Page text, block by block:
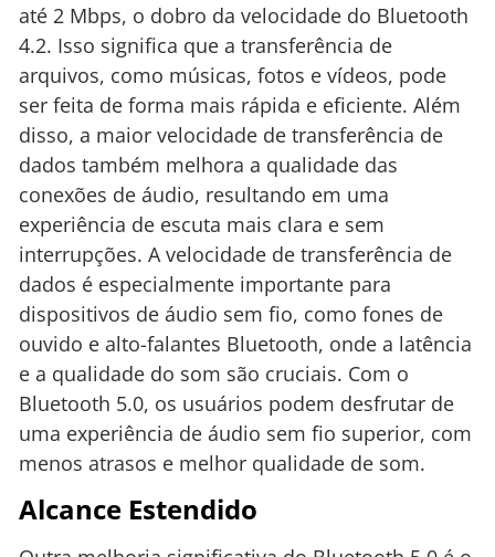
até 2 Mbps, o dobro da velocidade do Bluetooth
4.2. Isso significa que a transferência de
arquivos, como músicas, fotos e vídeos, pode
ser feita de forma mais rápida e eficiente. Além
disso, a maior velocidade de transferência de
dados também melhora a qualidade das
conexões de áudio, resultando em uma
experiência de escuta mais clara e sem
interrupções. A velocidade de transferência de
dados é especialmente importante para
dispositivos de áudio sem fio, como fones de
ouvido e alto-falantes Bluetooth, onde a latência
e a qualidade do som são cruciais. Com o
Bluetooth 5.0, os usuários podem desfrutar de
uma experiência de áudio sem fio superior, com
menos atrasos e melhor qualidade de som.
Alcance Estendido